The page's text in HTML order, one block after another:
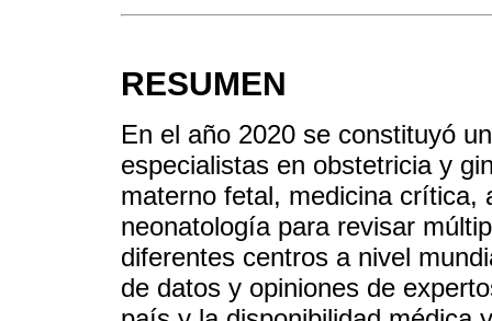
RESUMEN
En el año 2020 se constituyó
especialistas en obstetricia y
materno fetal, medicina crítica,
neonatología para revisar
diferentes centros a nivel
de datos y opiniones de